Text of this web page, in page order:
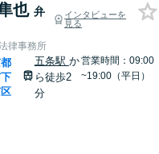
也 弁
インタビューを
見る
律事務所
五条駅 か
ら徒歩2
分
営業時間：09:00
~19:00（平日）